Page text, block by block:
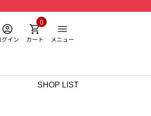
グイン カート
0
メニュー
SHOP LIST